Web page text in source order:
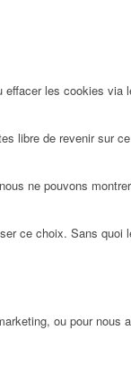
les cookies via
libre de revenir sur
ne pouvons
ce choix. Sans quoi
ou pour nous